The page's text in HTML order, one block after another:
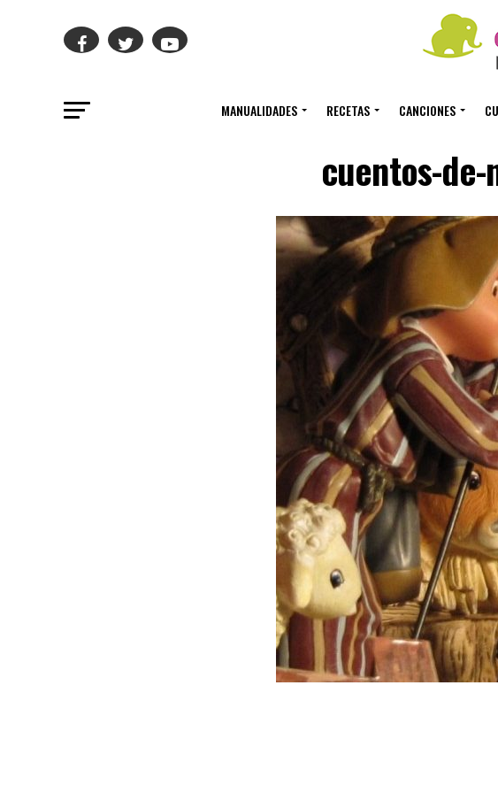
MANUALIDADES RECETAS CANCIONES
cuentos-